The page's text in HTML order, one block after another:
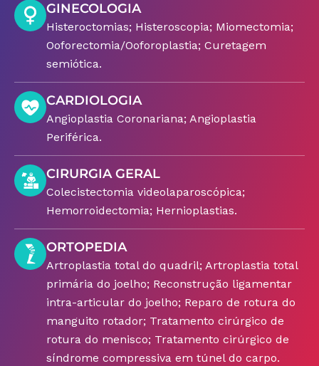
GINECOLOGIA
Histeroctomias; Histeroscopia; Miomectomia;
Ooforectomia/Ooforoplastia; Curetagem
semiótica.
CARDIOLOGIA
Angioplastia Coronariana; Angioplastia
Periférica.
CIRURGIA GERAL
Colecistectomia videolaparoscópica;
Hemorroidectomia; Hernioplastias.
ORTOPEDIA
Artroplastia total do quadril; Artroplastia total
primária do joelho; Reconstrução ligamentar
intra-articular do joelho; Reparo de rotura do
manguito rotador; Tratamento cirúrgico de
rotura do menisco; Tratamento cirúrgico de
síndrome compressiva em túnel do carpo.